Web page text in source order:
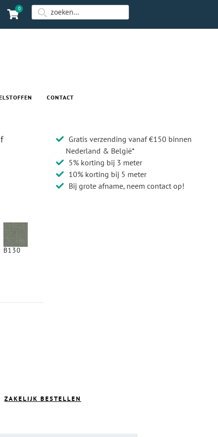
0
CONTACT
B130
Gratis verzending vanaf €150 binnen
Nederland & België*
5% korting bij 3 meter
10% korting bij 5 meter
Bij grote afname, neem contact op!
ZAKELIJK BESTELLEN